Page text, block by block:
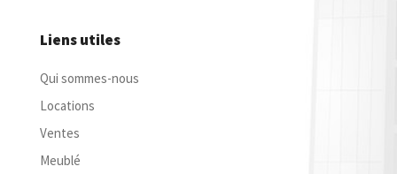
Liens utiles
Qui sommes-nous
Locations
Ventes
Meublé